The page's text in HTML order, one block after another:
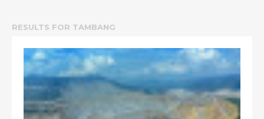
RESULTS FOR TAMBANG